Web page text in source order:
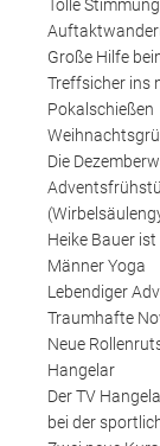
Tolle
Große Hilfe
Treffsicher ins
Pokalschießen
Die
Heike Bauer
Männer Yoga
Lebendiger
Traumhafte
Neue
Hangelar
Der TV
bei der